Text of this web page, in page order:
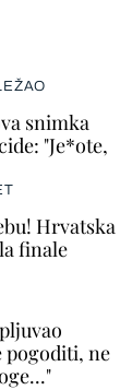
snimka
"Je*ote,
Hrvatska
finale
pogoditi, ne